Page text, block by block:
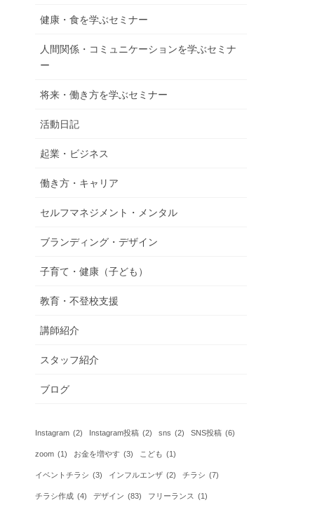
健康・食を学ぶセミナー
人間関係・コミュニケーションを学ぶセミナ
ー
将来・働き方を学ぶセミナー
活動日記
起業・ビジネス
働き方・キャリア
セルフマネジメント・メンタル
ブランディング・デザイン
子育て・健康（子ども）
教育・不登校支援
講師紹介
スタッフ紹介
ブログ
Instagram (2) Instagram投稿 (2) sns (2) SNS投稿 (6)
zoom (1) お金を増やす (3) こども (1)
イベントチラシ (3) インフルエンザ (2) チラシ (7)
チラシ作成 (4) デザイン (83) フリーランス (1)